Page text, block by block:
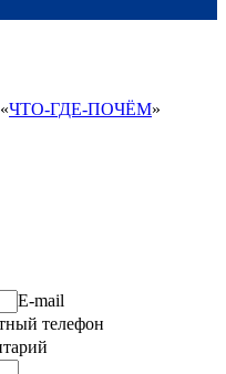
ЧТО-ГДЕ-ПОЧЁМ»
E-mail
телефон